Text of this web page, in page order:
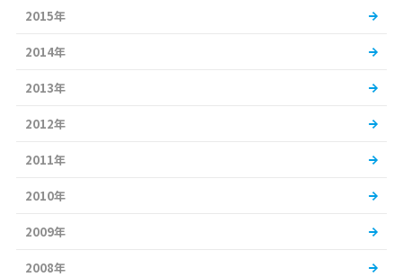
2015年
2014年
2013年
2012年
2011年
2010年
2009年
2008年